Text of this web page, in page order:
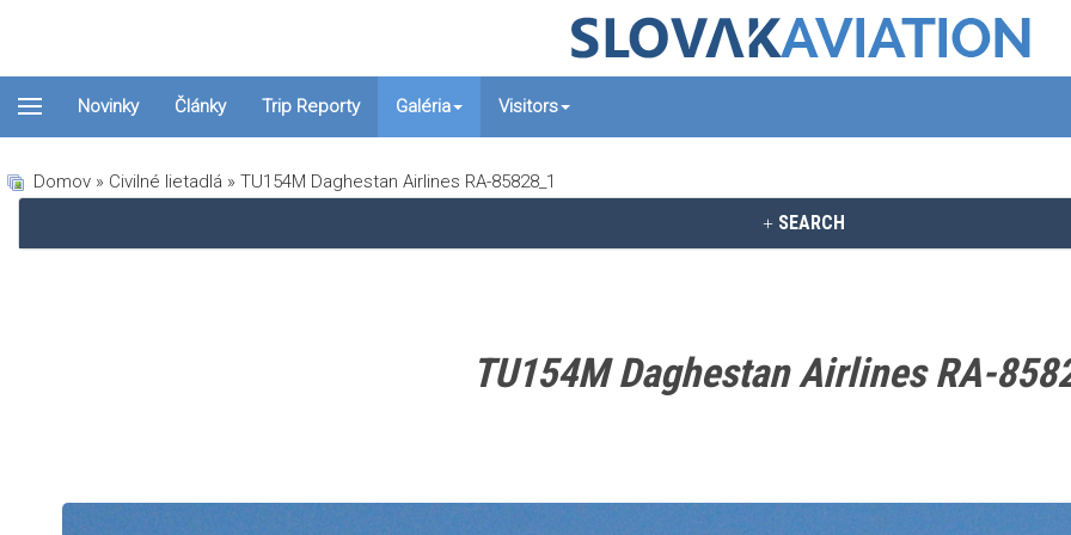
Novinky Články Trip Reporty Galéria Visitors
Domov » Civilné lietadlá » TU154M Daghestan Airlines RA-85828_1
SEARCH
TU154M Daghestan Airlines RA-